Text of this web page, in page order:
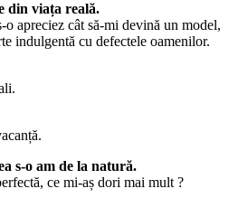
din viața reală.
o apreciez cât să-mi devină un model,
indulgentă cu defectele oamenilor.
s-o am de la natură.
ce mi-aș dori mai mult ?